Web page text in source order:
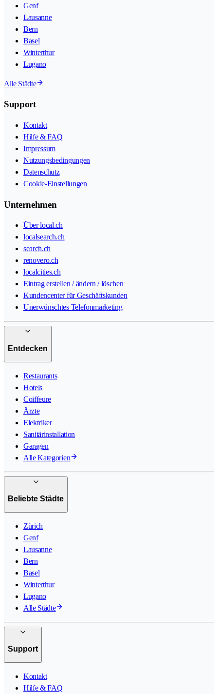
Genf
Lausanne
Bern
Basel
Winterthur
Lugano
Alle Städte
Support
Kontakt
Hilfe & FAQ
Impressum
Nutzungsbedingungen
Datenschutz
Cookie-Einstellungen
Unternehmen
Über local.ch
localsearch.ch
search.ch
renovero.ch
localcities.ch
Eintrag erstellen / ändern / löschen
Kundencenter für Geschäftskunden
Unerwünschtes Telefonmarketing
Entdecken
Restaurants
Hotels
Coiffeure
Ärzte
Elektriker
Sanitärinstallation
Garagen
Alle Kategorien
Beliebte Städte
Zürich
Genf
Lausanne
Bern
Basel
Winterthur
Lugano
Alle Städte
Support
Kontakt
Hilfe & FAQ